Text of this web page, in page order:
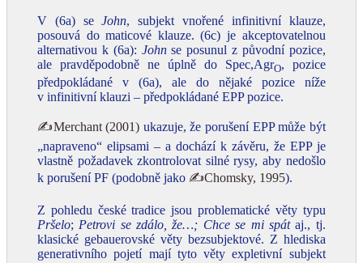
V (6a) seJohn, subjekt vnořené infinitivní klauze,
posouvá do maticové klauze. (6c) je akceptovatelnou
alternativou k (6a): Johnse posunul z původní pozice,
ale pravděpodobně ne úplně do Spec,AgrO, pozice
předpokládané v (6a), ale do nějaké pozice níže
v infinitivní klauzi – předpokládané EPP pozice.
✍Merchant (2001) ukazuje, že porušení EPP může být
„napraveno“ elipsami – a dochází k závěru, že EPP je
vlastně požadavek zkontrolovat silné rysy, aby nedošlo
k porušení PF (podobně jako ✍Chomsky, 1995).
Z pohledu české tradice jsou problematické věty typu
Pršelo; Petrovi se zdálo, že…; Chce se mi spátaj., tj.
klasické gebauerovské věty bezsubjektové. Z hlediska
generativního pojetí mají tyto věty expletivní subjekt